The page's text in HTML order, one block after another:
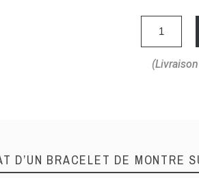
D’UN BRACELET DE MONTRE